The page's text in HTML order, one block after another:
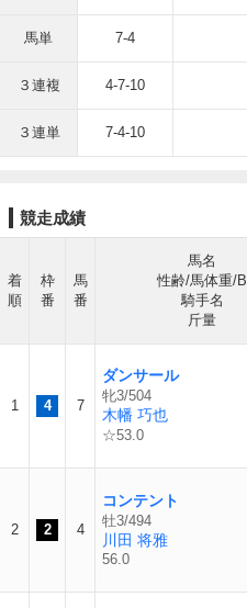
馬単 7-4
３連複 4-7-10
３連単 7-4-10
競走成績
着
順
枠
番
馬
番
馬名
性齢/馬体重/B
騎手名
斤量
1 4 7
ダンサール
牝3/504
木幡 巧也
☆53.0
2 2 4
コンテント
牡3/494
川田 将雅
56.0